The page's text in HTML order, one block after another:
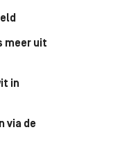
meer uit
in
via de